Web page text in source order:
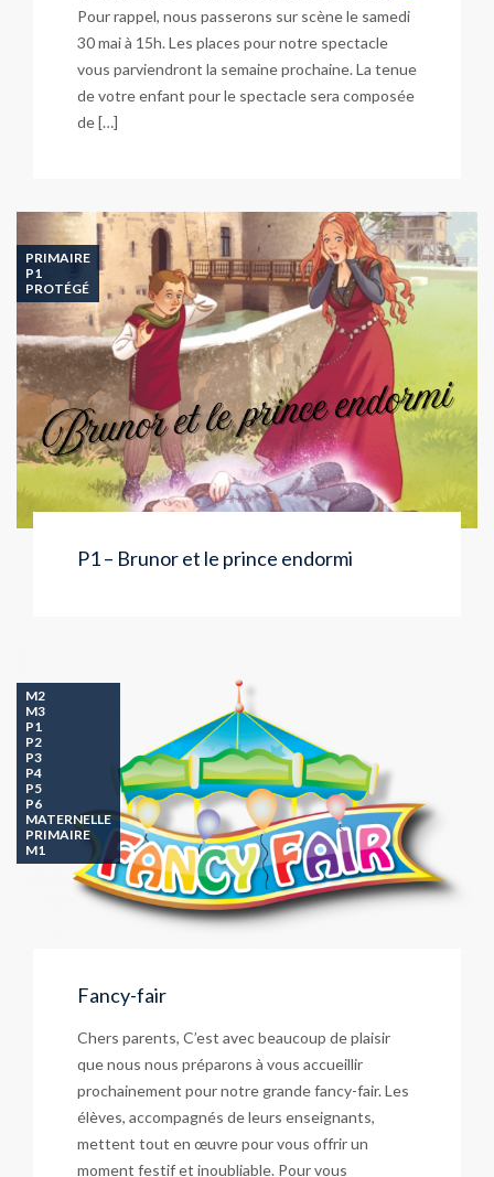
Pour rappel, nous passerons sur scène le samedi
30 mai à 15h. Les places pour notre spectacle
vous parviendront la semaine prochaine. La tenue
de votre enfant pour le spectacle sera composée
de […]
PRIMAIRE
P1
PROTÉGÉ
P1 – Brunor et le prince endormi
M2
M3
P1
P2
P3
P4
P5
P6
MATERNELLE
PRIMAIRE
M1
Fancy-fair
Chers parents, C’est avec beaucoup de plaisir
que nous nous préparons à vous accueillir
prochainement pour notre grande fancy-fair. Les
élèves, accompagnés de leurs enseignants,
mettent tout en œuvre pour vous offrir un
moment festif et inoubliable. Pour vous